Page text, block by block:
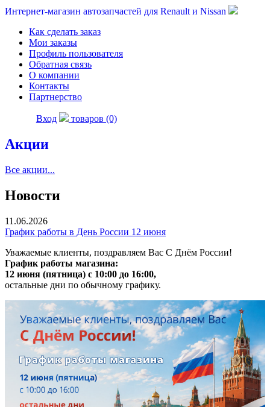
Интернет-магазин автозапчастей для Renault и Nissan
Как сделать заказ
Мои заказы
Профиль пользователя
Обратная связь
О компании
Контакты
Партнерство
Вход товаров (0)
Акции
Все акции...
Новости
11.06.2026
График работы в День России 12 июня
Уважаемые клиенты, поздравляем Вас С Днём России!
График работы магазина:
12 июня (пятница) с 10:00 до 16:00,
остальные дни по обычному графику.